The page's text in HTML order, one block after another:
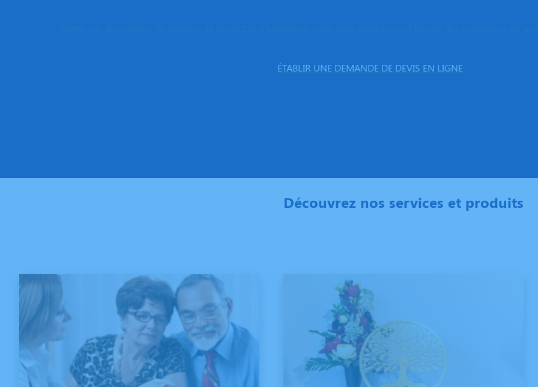
ÉTABLIR UNE DEMANDE DE DEVIS EN LIGNE
Découvrez nos services et produits